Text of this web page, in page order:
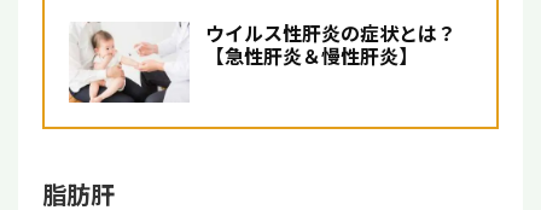
ウイルス性肝炎の症状とは？
【急性肝炎＆慢性肝炎】
脂肪肝